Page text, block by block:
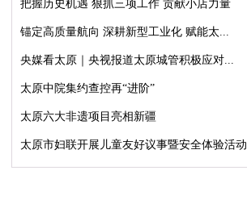
把握历史机遇 狠抓三项工作 贡献小店力量
锚定高质量航向 深耕新型工业化 赋能太...
央媒看太原｜央视报道太原城管积极应对...
太原中院集约查控再“进阶”
太原六大非遗项目亮相新疆
太原市妇联开展儿童友好议事暨安全体验活动